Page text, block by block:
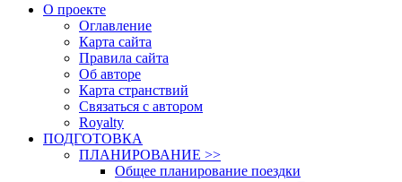
О проекте
Оглавление
Карта сайта
Правила сайта
Об авторе
Карта странствий
Связаться с автором
Royalty
ПОДГОТОВКА
ПЛАНИРОВАНИЕ >>
Общее планирование поездки